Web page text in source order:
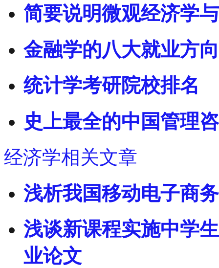
简要说明微观经济学
金融学的八大就业方
统计学考研院校排名
史上最全的中国管理
经济学相关文章
浅析我国移动电子商
浅谈新课程实施中学
业论文